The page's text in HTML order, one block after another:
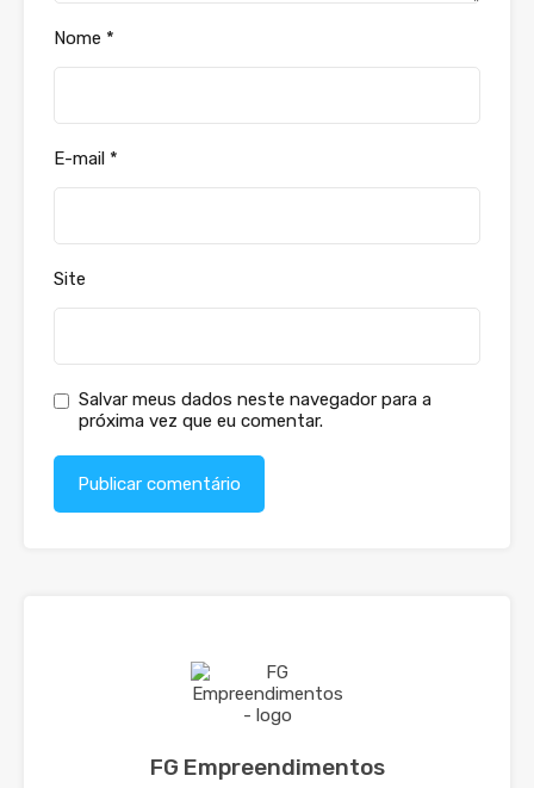
Nome *
E-mail *
Site
Salvar meus dados neste navegador para a
próxima vez que eu comentar.
FG Empreendimentos